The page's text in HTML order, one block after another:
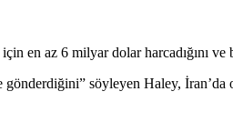
en az 6 milyar dolar harcadığını
söyleyen Haley,